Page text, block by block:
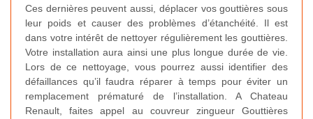
Ces dernières peuvent aussi, déplacer vos gouttières sous
leur poids et causer des problèmes d’étanchéité. Il est
dans votre intérêt de nettoyer régulièrement les gouttières.
Votre installation aura ainsi une plus longue durée de vie.
Lors de ce nettoyage, vous pourrez aussi identifier des
défaillances qu’il faudra réparer à temps pour éviter un
remplacement prématuré de l’installation. A Chateau
Renault, faites appel au couvreur zingueur Gouttières